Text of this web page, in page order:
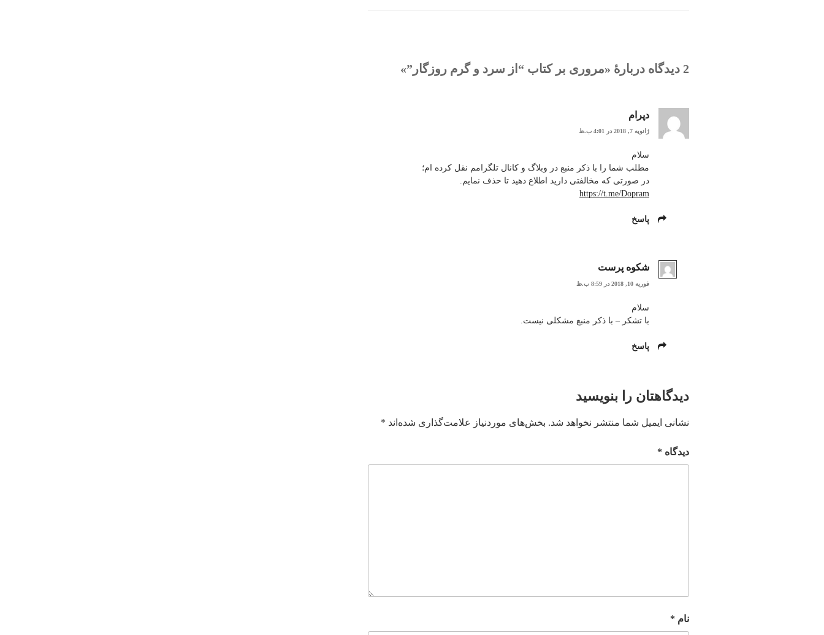
2 دیدگاه دربارهٔ «مروری بر کتاب “از سرد و گرم روزگار”»
دپرام
ژانویه 7, 2018 در 4:01 ب.ظ
سلام
مطلب شما را با ذکر منبع در وبلاگ و کانال تلگرامم نقل کرده ام؛
در صورتی که مخالفتی دارید اطلاع دهید تا حذف نمایم.
https://t.me/Dopram
پاسخ
شکوه پرست
فوریه 10, 2018 در 8:59 ب.ظ
سلام
با تشکر – با ذکر منبع مشکلی نیست.
پاسخ
دیدگاهتان را بنویسید
نشانی ایمیل شما منتشر نخواهد شد. بخش‌های موردنیاز علامت‌گذاری شده‌اند *
دیدگاه *
نام *